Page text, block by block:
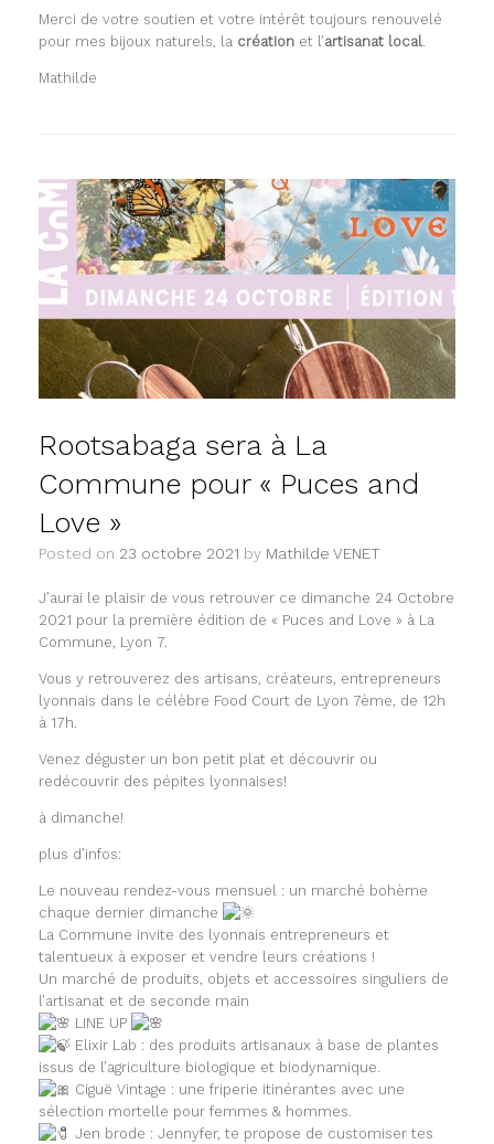
Merci de votre soutien et votre intérêt toujours renouvelé
pour mes bijoux naturels, la création et l’artisanat local
Mathilde
Rootsabaga sera à La
Commune pour « Puces and
Love »
Posted on 23 octobre 2021 by Mathilde VENET
J’aurai le plaisir de vous retrouver ce dimanche 24 Octobre
2021 pour la première édition de « Puces and Love » à La
Commune, Lyon 7.
Vous y retrouverez des artisans, créateurs, entrepreneurs
lyonnais dans le célèbre Food Court de Lyon 7ème, de 12h
à 17h.
Venez déguster un bon petit plat et découvrir ou
redécouvrir des pépites lyonnaises!
à dimanche!
plus d’infos:
Le nouveau rendez-vous mensuel : un marché bohème
chaque dernier dimanche
La Commune invite des lyonnais entrepreneurs et
talentueux à exposer et vendre leurs créations !
Un marché de produits, objets et accessoires singuliers de
l’artisanat et de seconde main
LINE UP
Elixir Lab : des produits artisanaux à base de plantes
issus de l’agriculture biologique et biodynamique.
Ciguë Vintage : une friperie itinérantes avec une
sélection mortelle pour femmes & hommes.
Jen brode : Jennyfer, te propose de customiser tes